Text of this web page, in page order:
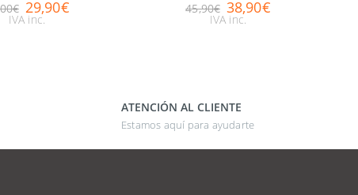
€ 29,90€
IVA inc.
45,90€ 38,90€
IVA inc.
ATENCIÓN AL CLIENTE
Estamos aquí para ayudarte